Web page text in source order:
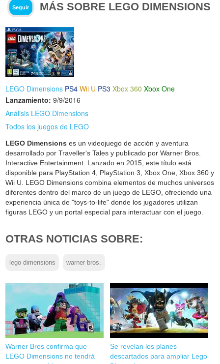
Seguir MÁS SOBRE LEGO DIMENSIONS
LEGO Dimensions PS4 Wii U PS3 Xbox 360 Xbox One
Lanzamiento: 9/9/2016
Análisis LEGO Dimensions
Todos los juegos de LEGO
LEGO Dimensions es un videojuego de acción y aventura
desarrollado por Traveller's Tales y publicado por Warner Bros.
Interactive Entertainment. Lanzado en 2015, este título está
disponible para PlayStation 4, PlayStation 3, Xbox One, Xbox 360 y
Wii U. LEGO Dimensions combina elementos de muchos universos
diferentes dentro del marco de un juego de LEGO, ofreciendo una
experiencia única de "toys-to-life" donde los jugadores utilizan
figuras LEGO y un portal especial para interactuar con el juego.
OTRAS NOTICIAS SOBRE:
lego dimensions warner bros.
Warner Bros confirma que
LEGO Dimensions no tendrá
Se revelan los planes
descartados para ampliar Lego